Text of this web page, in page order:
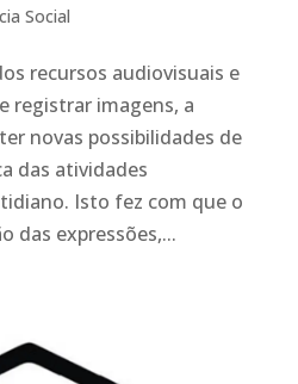
Social
recursos audiovisuais e
registrar imagens, a
novas possibilidades de
das atividades
Isto fez com que o
das expressões,...